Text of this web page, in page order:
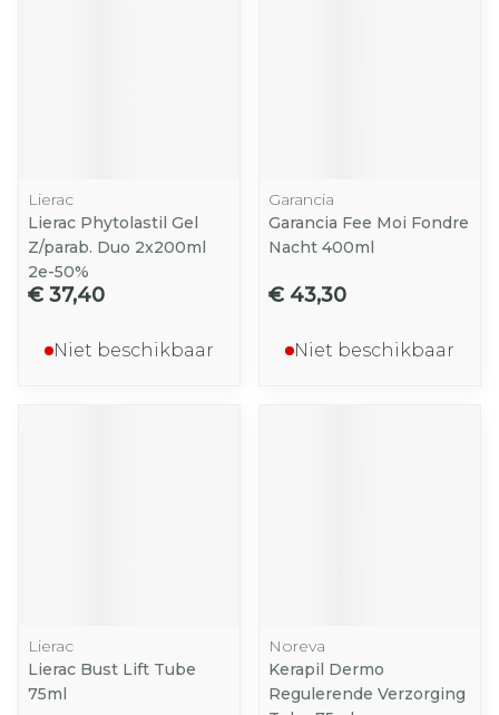
Lierac
Lierac Phytolastil Gel
Z/parab. Duo 2x200ml
2e-50%
€ 37,40
Niet beschikbaar
Garancia
Garancia Fee Moi Fondre
Nacht 400ml
€ 43,30
Niet beschikbaar
Lierac
Lierac Bust Lift Tube
75ml
Noreva
Kerapil Dermo
Regulerende Verzorging